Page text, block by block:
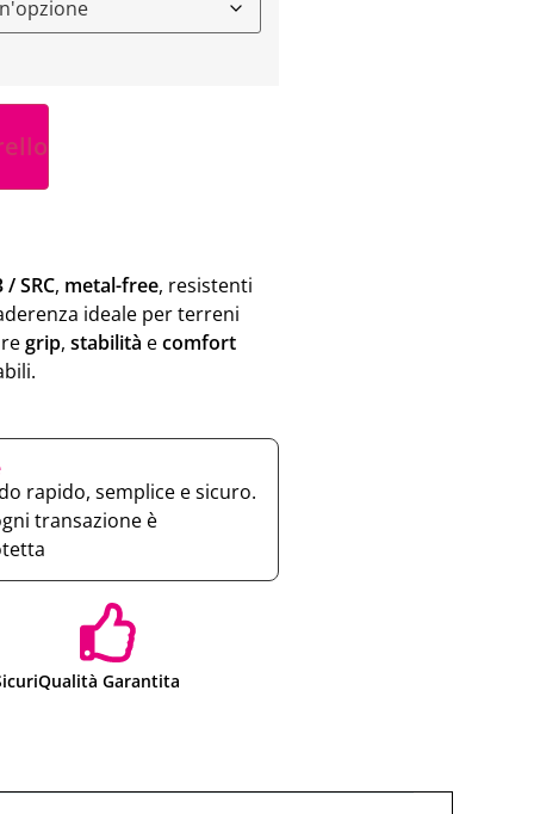
/ SRC, metal-free, resistenti
ideale per terreni
grip, stabilità ecomfort
rapido, semplice e sicuro.
transazione è
Qualità Garantita